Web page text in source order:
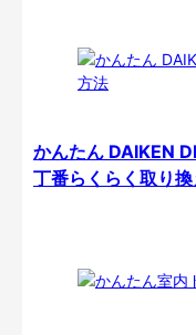
かんたん DAIKEN
丁番らくらく取り